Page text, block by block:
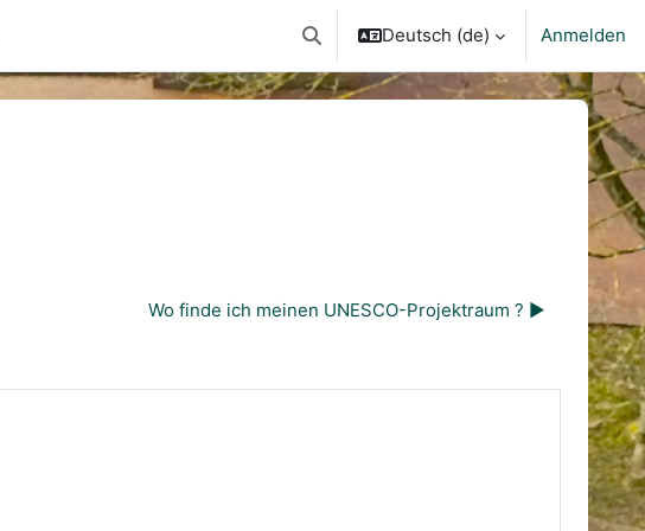
Sucheingabe umschalten
Deutsch ‎(de)‎ Anmelden
Wo finde ich meinen UNESCO-Projektraum ? ▶︎